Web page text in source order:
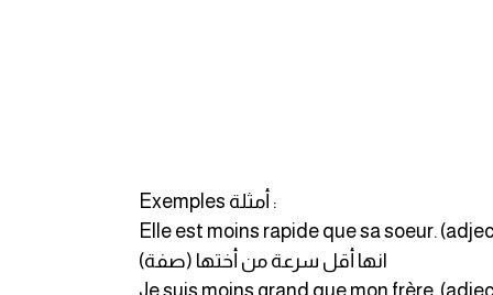
Exemples أمثلة :
Elle est moins rapide que sa soeur.
انها أقل سرعة من أختها (صفة)
Je suis moins grand que mon frère.